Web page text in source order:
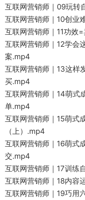
互联网营销师｜09玩转
互联网营销师｜10创业
互联网营销师｜11功效
互联网营销师｜12学会
案.mp4
互联网营销师｜13这样
买.mp4
互联网营销师｜14萌式
单.mp4
互联网营销师｜15萌式
（上）.mp4
互联网营销师｜16萌式
交.mp4
互联网营销师｜17训练
互联网营销师｜18内容
互联网营销师｜19巧用